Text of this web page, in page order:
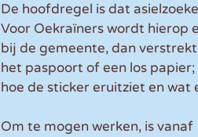
De hoofdregel is dat
Voor Oekraïners wordt hierop
bij de gemeente, dan
het paspoort of een los
hoe de sticker eruitziet en wat
Om te mogen werken, is